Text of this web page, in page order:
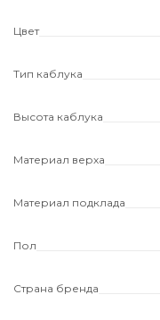
Цвет
Тип каблука
Высота каблука
Материал верха
Материал подклада
Пол
Страна бренда